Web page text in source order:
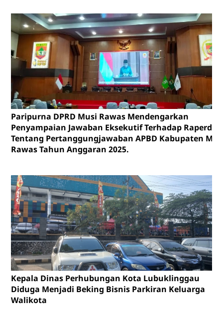
Paripurna DPRD Musi Rawas Mendengarkan
Penyampaian Jawaban Eksekutif Terhadap Raperda
Tentang Pertanggungjawaban APBD Kabupaten
Rawas Tahun Anggaran 2025.
Kepala Dinas Perhubungan Kota Lubuklinggau
Diduga Menjadi Beking Bisnis Parkiran Keluarga
Walikota